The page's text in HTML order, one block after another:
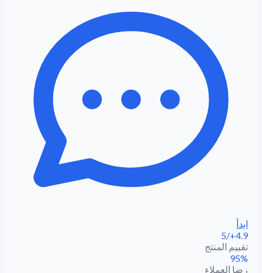
ابدأ
4.9+/5
تقييم المنتج
95%
رضا العملاء